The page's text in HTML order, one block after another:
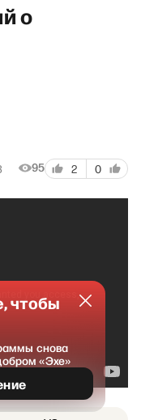
о
95 2 0
чтобы
снова
«Эхе»